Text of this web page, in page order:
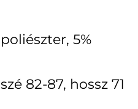
5%
82-87, hossz 71